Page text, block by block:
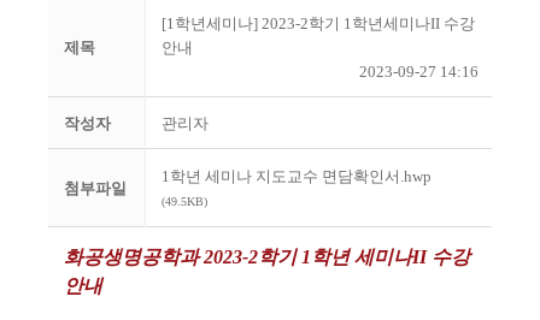
제목
[1학년세미나] 2023-2학기 1학년세미나II 수강
안내
2023-09-27 14:16
작성자 관리자
첨부파일
1학년 세미나 지도교수 면담확인서.hwp
(49.5KB)
화공생명공학과2023-2학기 1 학년 세미나II 수강
안내